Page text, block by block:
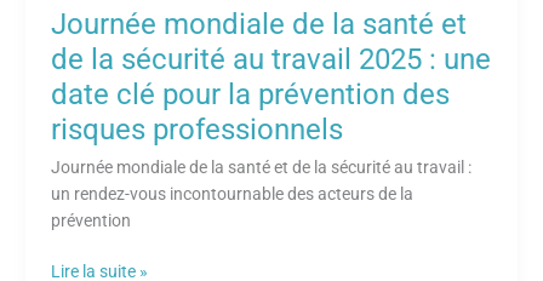
Journée mondiale de la santé et
de la sécurité au travail 2025 : une
date clé pour la prévention des
risques professionnels
Journée mondiale de la santé et de la sécurité au travail :
un rendez-vous incontournable des acteurs de la
prévention
2025
:
une
date
clé
pour
la
prévention
des
Lire la suite »